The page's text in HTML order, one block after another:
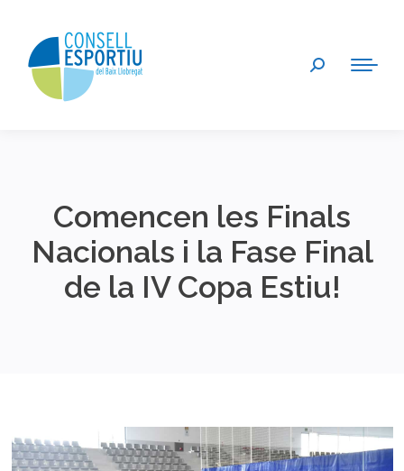
Search:
Comencen les Finals
Nacionals i la Fase Final
de la IV Copa Estiu!